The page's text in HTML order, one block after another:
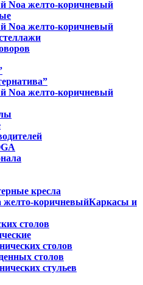
кресла
Каркасы и
столов
столов
столов
стульев